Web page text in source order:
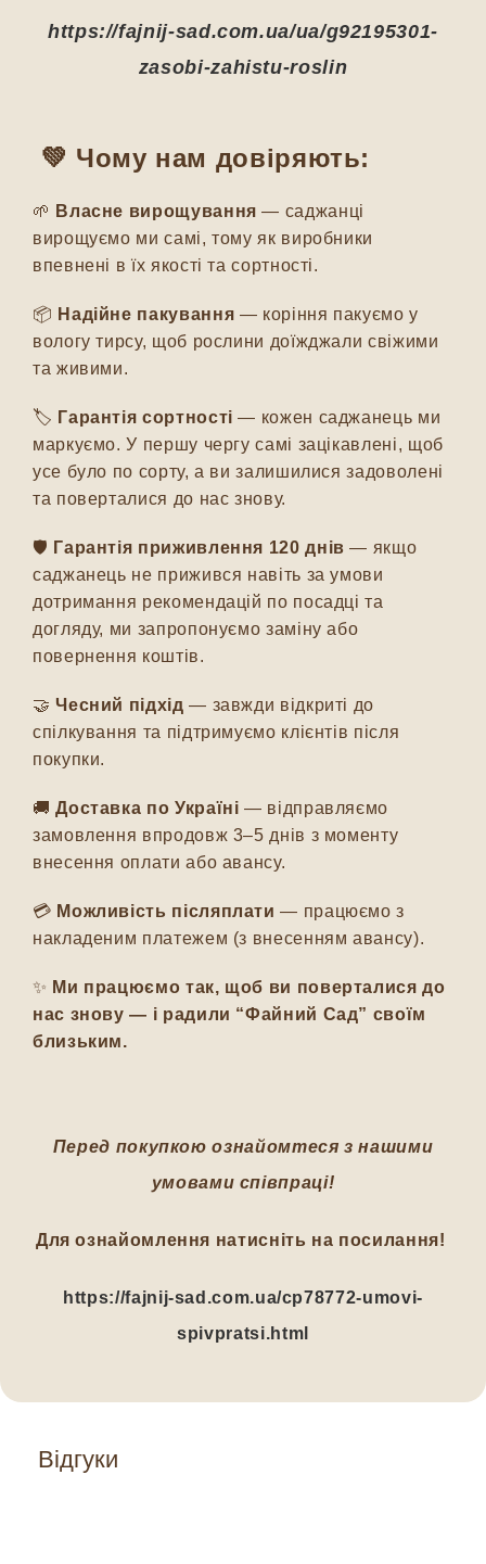
Відгуки
https://fajnij-sad.com.ua/ua/g92195301-
zasobi-zahistu-roslin
💚 Чому нам довіряють:
🌱 Власне вирощування — саджанці
вирощуємо ми самі, тому як виробники
впевнені в їх якості та сортності.
📦 Надійне пакування — коріння пакуємо у
вологу тирсу, щоб рослини доїжджали свіжими
та живими.
🏷️ Гарантія сортності — кожен саджанець ми
маркуємо. У першу чергу самі зацікавлені, щоб
усе було по сорту, а ви залишилися задоволені
та поверталися до нас знову.
🛡️ Гарантія приживлення 120 днів — якщо
саджанець не прижився навіть за умови
дотримання рекомендацій по посадці та
догляду, ми запропонуємо заміну або
повернення коштів.
🤝Чесний підхід — завжди відкриті до
спілкування та підтримуємо клієнтів після
покупки.
🚚Доставка по Україні — відправляємо
замовлення впродовж 3–5 днів з моменту
внесення оплати або авансу.
💳 Можливість післяплати — працюємо з
накладеним платежем (з внесенням авансу).
✨ Ми працюємо так, щоб ви поверталися до
нас знову — і радили “Файний Сад” своїм
близьким.
Перед покупкою ознайомтеся з нашими
умовами співпраці!
Для ознайомлення натисніть на посилання!
https://fajnij-sad.com.ua/cp78772-umovi-
spivpratsi.html